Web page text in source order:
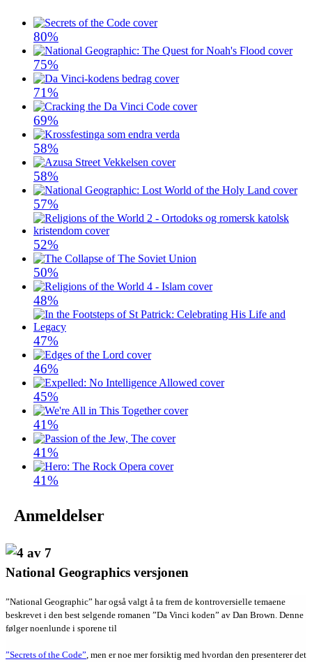
80%
75%
71%
69%
58%
58%
57%
52%
50%
48%
47%
46%
45%
41%
41%
41%
Anmeldelser
National Geographics versjonen
”National Geographic” har også valgt å ta frem de kontroversielle temaene
beskrevet i den best selgende romanen ”Da Vinci koden” av Dan Brown. Denne
følger noenlunde i sporene til
”Secrets of the Code”, men er noe mer forsiktig med hvordan den presenterer det